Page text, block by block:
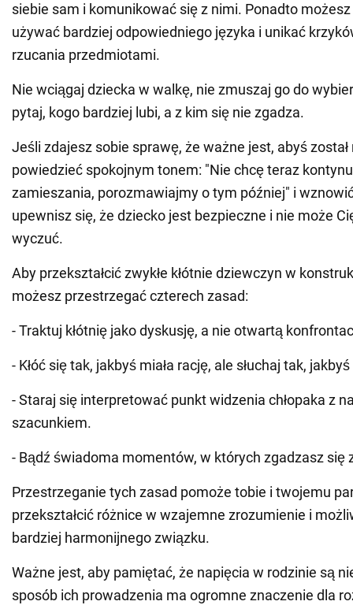
siebie sam i komunikować się z nimi. Ponadto
używać bardziej odpowiedniego języka i unikać
rzucania przedmiotami.
Nie wciągaj dziecka w walkę, nie zmuszaj go do
pytaj, kogo bardziej lubi, a z kim się nie zgadza.
Jeśli zdajesz sobie sprawę, że ważne jest, abyś
powiedzieć spokojnym tonem: "Nie chcę teraz
zamieszania, porozmawiajmy o tym później" i
upewnisz się, że dziecko jest bezpieczne i nie może
wyczuć.
Aby przekształcić zwykłe kłótnie dziewczyn w
możesz przestrzegać czterech zasad:
- Traktuj kłótnię jako dyskusję, a nie otwartą
- Kłóć się tak, jakbyś miała rację, ale słuchaj tak,
- Staraj się interpretować punkt widzenia chłopaka z
szacunkiem.
- Bądź świadoma momentów, w których zgadzasz się
Przestrzeganie tych zasad pomoże tobie i twojemu
przekształcić różnice w wzajemne zrozumienie i
bardziej harmonijnego związku.
Ważne jest, aby pamiętać, że napięcia w rodzinie są
sposób ich prowadzenia ma ogromne znaczenie dla